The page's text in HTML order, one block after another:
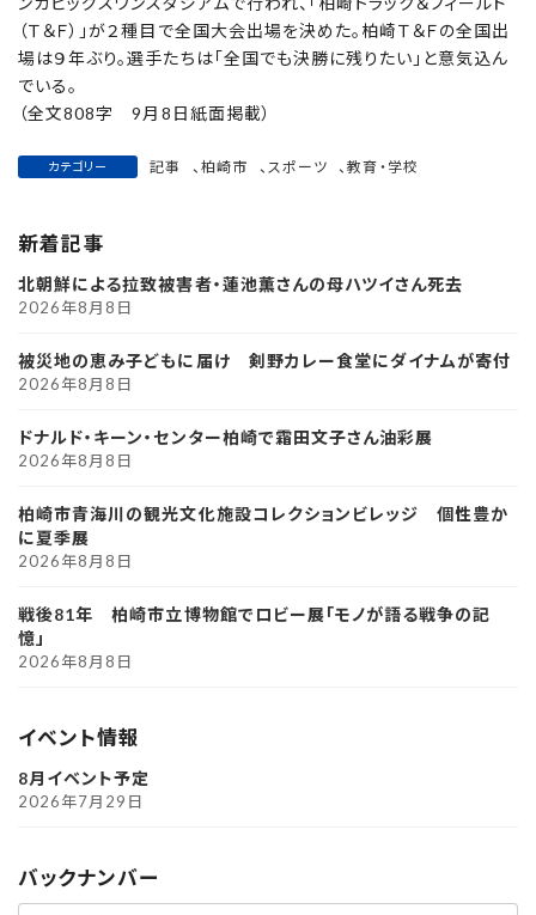
（Ｔ＆Ｆ）」が２種目で全国大会出場を決めた。柏崎Ｔ＆Ｆの全国出
場は９年ぶり。選手たちは「全国でも決勝に残りたい」と意気込ん
でいる。
（全文808字 9月8日紙面掲載）
カテゴリー 記事 、 柏崎市 、 スポーツ 、教育・学校
新着記事
北朝鮮による拉致被害者・蓮池薫さんの母ハツイさん死去
2026年8月8日
被災地の恵み子どもに届け 剣野カレー食堂にダイナムが寄付
2026年8月8日
ドナルド・キーン・センター柏崎で霜田文子さん油彩展
2026年8月8日
柏崎市青海川の観光文化施設コレクションビレッジ 個性豊か
に夏季展
2026年8月8日
戦後81年 柏崎市立博物館でロビー展「モノが語る戦争の記
憶」
2026年8月8日
イベント情報
8月イベント予定
2026年7月29日
バックナンバー
ア